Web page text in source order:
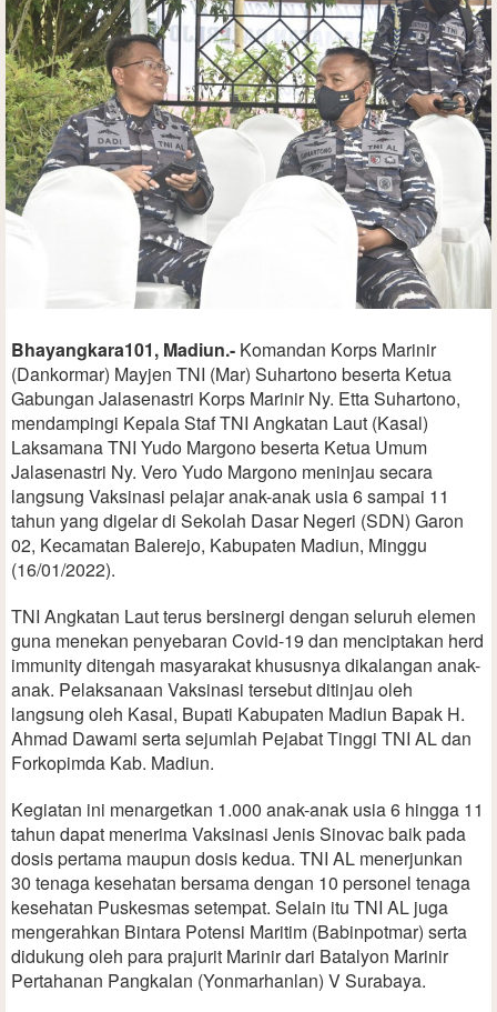
Bhayangkara101, Madiun.- Komandan Korps Marinir
(Dankormar) Mayjen TNI (Mar) Suhartono beserta Ketua
Gabungan Jalasenastri Korps Marinir Ny. Etta Suhartono,
mendampingi Kepala Staf TNI Angkatan Laut (Kasal)
Laksamana TNI Yudo Margono beserta Ketua Umum
Jalasenastri Ny. Vero Yudo Margono meninjau secara
langsung Vaksinasi pelajar anak-anak usia 6 sampai 11
tahun yang digelar di Sekolah Dasar Negeri (SDN) Garon
02, Kecamatan Balerejo, Kabupaten Madiun, Minggu
(16/01/2022).
TNI Angkatan Laut terus bersinergi dengan seluruh elemen
guna menekan penyebaran Covid-19 dan menciptakan herd
immunity ditengah masyarakat khususnya dikalangan anak-
anak. Pelaksanaan Vaksinasi tersebut ditinjau oleh
langsung oleh Kasal, Bupati Kabupaten Madiun Bapak H.
Ahmad Dawami serta sejumlah Pejabat Tinggi TNI AL dan
Forkopimda Kab. Madiun.
Kegiatan ini menargetkan 1.000 anak-anak usia 6 hingga 11
tahun dapat menerima Vaksinasi Jenis Sinovac baik pada
dosis pertama maupun dosis kedua. TNI AL menerjunkan
30 tenaga kesehatan bersama dengan 10 personel tenaga
kesehatan Puskesmas setempat. Selain itu TNI AL juga
mengerahkan Bintara Potensi Maritim (Babinpotmar) serta
didukung oleh para prajurit Marinir dari Batalyon Marinir
Pertahanan Pangkalan (Yonmarhanlan) V Surabaya.